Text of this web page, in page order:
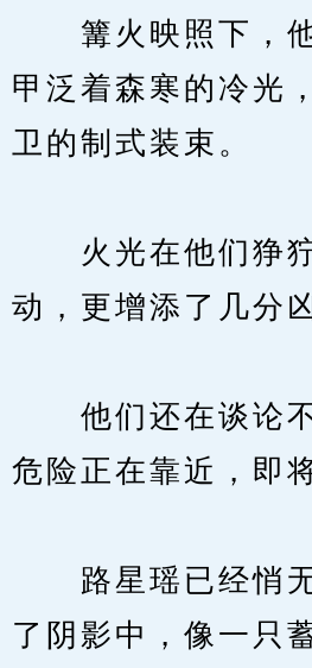
篝火映照下，他
甲泛着森寒的冷光
卫的制式装束。
火光在他们狰狞
动，更增添了几分
他们还在谈论不
危险正在靠近，即
路星瑶已经悄无
了阴影中，像一只